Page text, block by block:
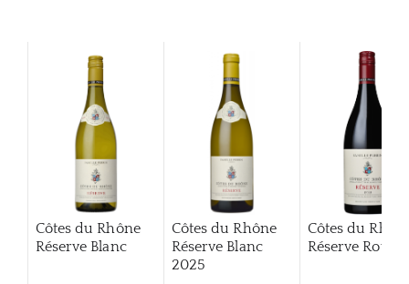
Côtes du Rhône
Réserve Blanc
Côtes du Rhône
Réserve Blanc
2025
Côtes du
Réserve Rouge